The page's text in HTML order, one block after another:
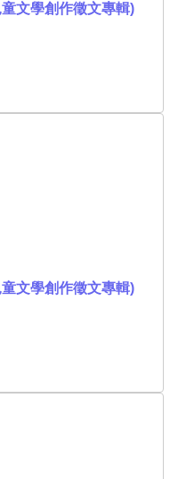
文學創作徵文專輯)
文學創作徵文專輯)